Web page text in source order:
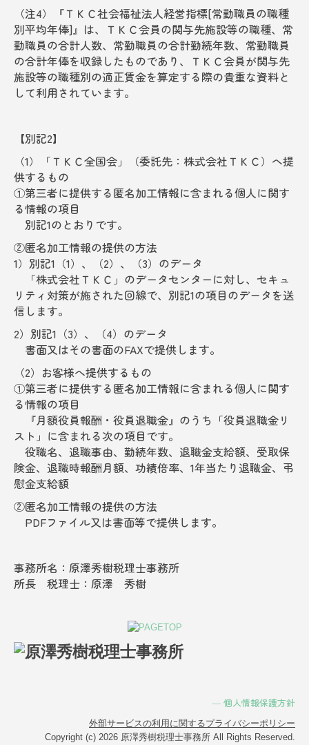
（注4）『ＴＫＣ社会福祉法人経営指標[常勤職員の職種
別平均年俸]』は、ＴＫＣ会員の関与先施設等の職種、常
勤職員の合計人数、常勤職員の合計勤続年数、常勤職員
の合計年俸を収録したものであり、ＴＫＣ会員が関与先
施設等の職種別の適正賃金を算定する際の貴重な資料と
して利用されています。
【別記2】
（1）「ＴＫＣ全国会」（委託先：株式会社ＴＫＣ）へ提
供するもの
①第三者に提供する匿名加工情報に含まれる個人に関す
る情報の項目
別記1のとおりです。
②匿名加工情報の提供の方法
1）別記1（1）、（2）、（3）のデータ
「株式会社ＴＫＣ」のデータセンターに対し、セキュ
リティ対策が施された回線で、別記1の項目のデータを送
信します。
2）別記1（3）、（4）のデータ
書面又はその書面のFAXで提供します。
（2）お客様へ提供するもの
①第三者に提供する匿名加工情報に含まれる個人に関す
る情報の項目
『月額役員報酬・役員退職金』のうち「役員退職金リ
スト」に含まれる次の項目です。
役職名、退職事由、勤続年数、退職金支給額、受取保
険金、退職時報酬月額、功績倍率、1年当たり退職金、弔
慰金支給額
②匿名加工情報の提供の方法
PDFファイル又は書面等で提供します。
事務所名：原澤秀樹税理士事務所
所長 税理士：原澤 秀樹
― 個人情報保護方針
外部サービスの利用に関するプライバシーポリシー
Copyright (c) 2026 原澤秀樹税理士事務所 All Rights Reserved.